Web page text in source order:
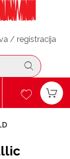
/ registracija